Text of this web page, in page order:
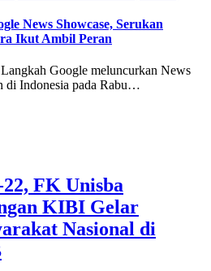
News Showcase, Serukan
Ikut Ambil Peran
Google meluncurkan News
di Indonesia pada Rabu…
FK Unisba
KIBI Gelar
Nasional di